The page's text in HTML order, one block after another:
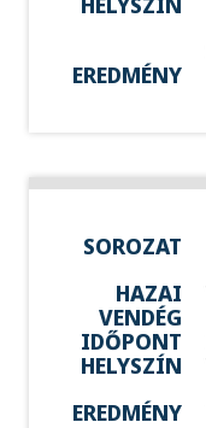
EREDMÉNY
SOROZAT
HAZAI
VENDÉG
IDŐPONT
HELYSZÍN
EREDMÉNY